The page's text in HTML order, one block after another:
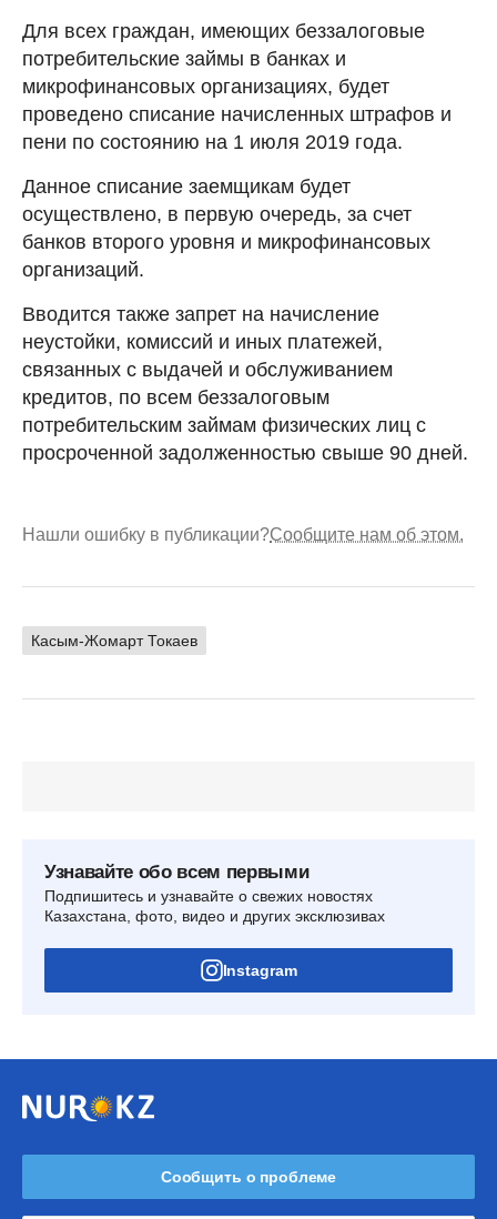
Для всех граждан, имеющих беззалоговые
потребительские займы в банках и
микрофинансовых организациях, будет
проведено списание начисленных штрафов и
пени по состоянию на 1 июля 2019 года.
Данное списание заемщикам будет
осуществлено, в первую очередь, за счет
банков второго уровня и микрофинансовых
организаций.
Вводится также запрет на начисление
неустойки, комиссий и иных платежей,
связанных с выдачей и обслуживанием
кредитов, по всем беззалоговым
потребительским займам физических лиц с
просроченной задолженностью свыше 90 дней.
Нашли ошибку в публикации?Сообщите нам об этом.
Касым-Жомарт Токаев
Узнавайте обо всем первыми
Подпишитесь и узнавайте о свежих новостях
Казахстана, фото, видео и других эксклюзивах
Instagram
Сообщить о проблеме